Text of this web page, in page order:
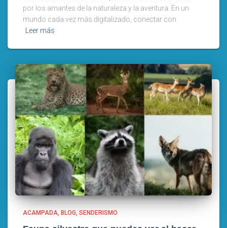
por los amantes de la naturaleza y la aventura. En un
mundo cada vez más digitalizado, conectar con
Leer más
ACAMPADA BLOG SENDERISMO